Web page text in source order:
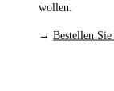
wollen.
→ Bestellen